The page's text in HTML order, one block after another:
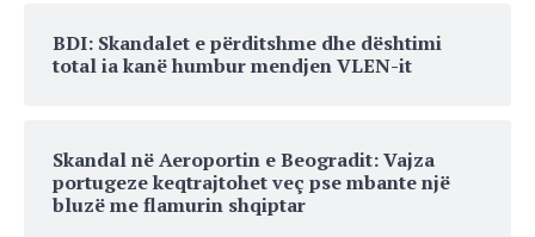
BDI: Skandalet e përditshme dhe dështimi
total ia kanë humbur mendjen VLEN-it
Skandal në Aeroportin e Beogradit: Vajza
portugeze keqtrajtohet veç pse mbante një
bluzë me flamurin shqiptar